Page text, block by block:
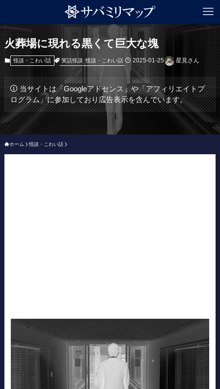
火葬場に現れる黒くて巨大な塊
怪談・こわい話 実話怪談 怪談・こわい話 2025-01-25 星見さん
当サイトは「Googleアドセンス」や「アフィリエイトプ
ログラム」に参加しており広告表示を含んでいます。
ホーム 怪談・こわい話